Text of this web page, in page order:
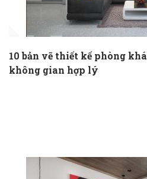
10 bản vẽ thiết kế phòng
không gian hợp lý